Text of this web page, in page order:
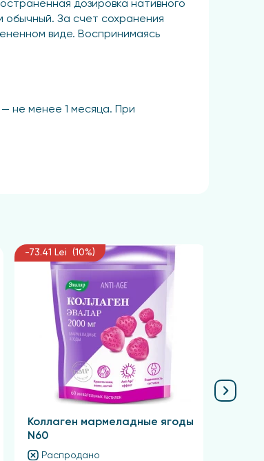
дозировка нативного
обычный. За счет сохранения
виде. Воспринимаясь
не менее 1 месяца. При
рекомендуется консультация
коллаген II типа (из
(антислеживающие агенты),
-73.41 Lei (10%)
Коллаген мармеладные ягоды
N60
Распродано